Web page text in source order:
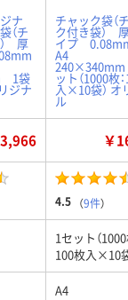
ナ
（チ
厚
1袋
ジナ
チャック袋（
ク付き袋）
イプ
A4
ット（1000枚
入×10袋） オ
ル
￥
4.5 （9件）
1セット（1000
100枚入×10
A4